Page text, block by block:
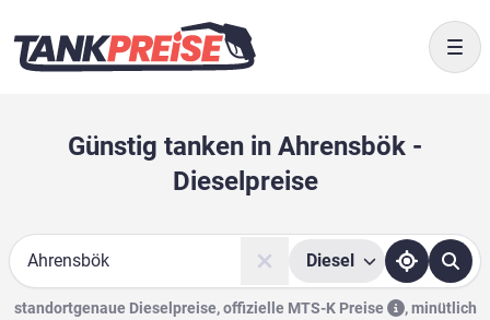
Günstig tanken in Ahrensbök -
Dieselpreise
Suche
Diesel
standortgenaue Dieselpreise, offizielle MTS-K Preise ,minütlich